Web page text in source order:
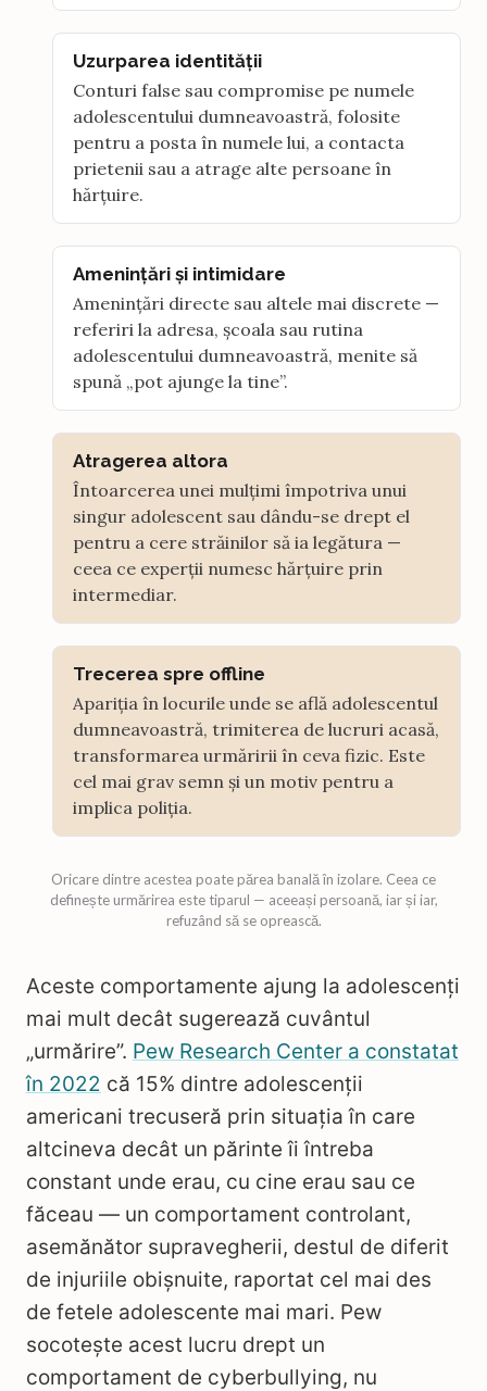
Uzurparea identității
Conturi false sau compromise pe numele
adolescentului dumneavoastră, folosite
pentru a posta în numele lui, a contacta
prietenii sau a atrage alte persoane în
hărțuire.
Amenințări și intimidare
Amenințări directe sau altele mai discrete —
referiri la adresa, școala sau rutina
adolescentului dumneavoastră, menite să
spună „pot ajunge la tine”.
Atragerea altora
Întoarcerea unei mulțimi împotriva unui
singur adolescent sau dându-se drept el
pentru a cere străinilor să ia legătura —
ceea ce experții numesc hărțuire prin
intermediar.
Trecerea spre offline
Apariția în locurile unde se află adolescentul
dumneavoastră, trimiterea de lucruri acasă,
transformarea urmăririi în ceva fizic. Este
cel mai grav semn și un motiv pentru a
implica poliția.
Oricare dintre acestea poate părea banală în izolare. Ceea ce
definește urmărirea este tiparul — aceeași persoană, iar și iar,
refuzând să se oprească.
Aceste comportamente ajung la adolescenți
mai mult decât sugerează cuvântul
„urmărire”. Pew Research Center a constatat
în 2022 că 15% dintre adolescenții
americani trecuseră prin situația în care
altcineva decât un părinte îi întreba
constant unde erau, cu cine erau sau ce
făceau — un comportament controlant,
asemănător supravegherii, destul de diferit
de injuriile obișnuite, raportat cel mai des
de fetele adolescente mai mari. Pew
socotește acest lucru drept un
comportament de cyberbullying, nu